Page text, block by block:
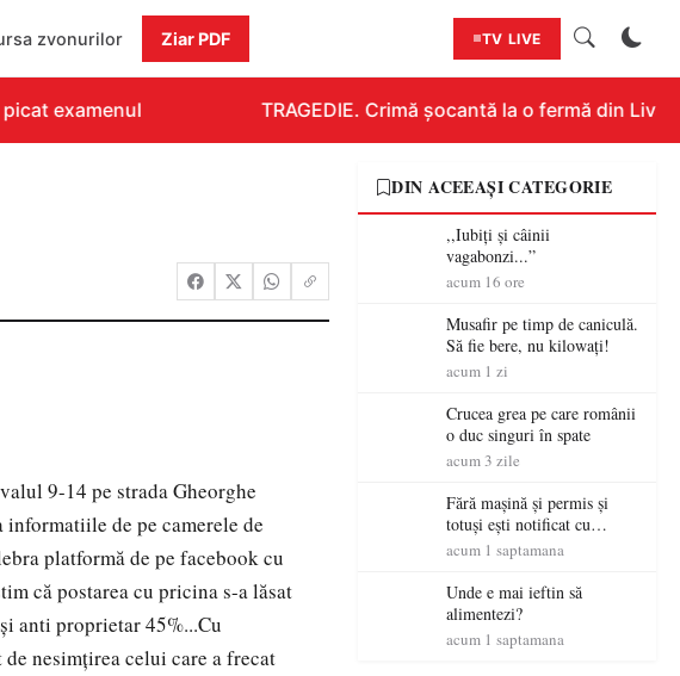
zvonurilor Ziar PDF TV LIVE
examenul TRAGEDIE. Crimă șocantă la o fermă din
9-14 pe strada Gheorghe
de pe camerele de
platformă de pe facebook cu
că postarea cu pricina s-a lăsat
anti proprietar 45%...Cu
de nesimțirea celui care a frecat
DIN ACEEAȘI CATEGORIE
,,Iubiți și câinii
vagabonzi...”
acum 16 ore
Musafir pe timp de caniculă.
Să fie bere, nu kilowați!
acum 1 zi
Crucea grea pe care românii
o duc singuri în spate
acum 3 zile
Fără mașină și permis și
totuși ești notificat cu
amenzi rutiere…
acum 1 saptamana
Unde e mai ieftin să
alimentezi?
acum 1 saptamana